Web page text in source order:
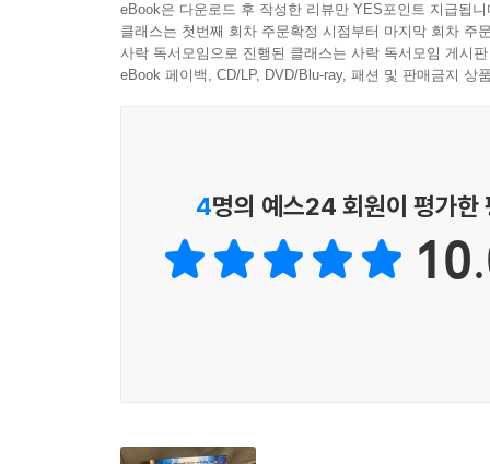
eBook은 다운로드 후 작성한 리뷰만 YES포인트 지급됩니
클래스는 첫번째 회차 주문확정 시점부터 마지막 회차 주
사락 독서모임으로 진행된 클래스는 사락 독서모임 게시
eBook 페이백, CD/LP, DVD/Blu-ray, 패션 및 판매금지 상
4명의 예스24 회원이 평가한